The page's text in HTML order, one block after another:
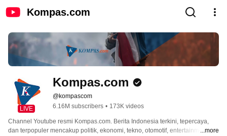
Kompas.com
LIVE
Kompas.com
@kompascom
6.16M subscribers • 173K videos
Channel Youtube resmi Kompas.com. Berita Indonesia terkini, tepercaya,
dan terpopuler mencakup politik, ekonomi, tekno, otomotif, entertainment, ...more